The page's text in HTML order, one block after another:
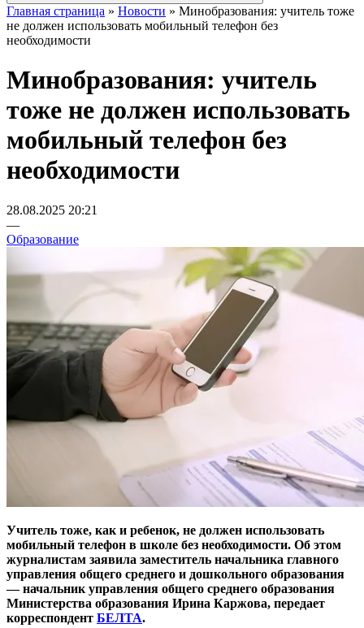
Главная страница » Новости » Минобразования: учитель тоже
не должен использовать мобильный телефон без
необходимости
Минобразования: учитель
тоже не должен использовать
мобильный телефон без
необходимости
28.08.2025 20:21
—
Образование
Учитель тоже, как и ребенок, не должен использовать
мобильный телефон в школе без необходимости. Об этом
журналистам заявила заместитель начальника главного
управления общего среднего и дошкольного образования
— начальник управления общего среднего образования
Министерства образования Ирина Каржова, передает
корреспондент БЕЛТА.